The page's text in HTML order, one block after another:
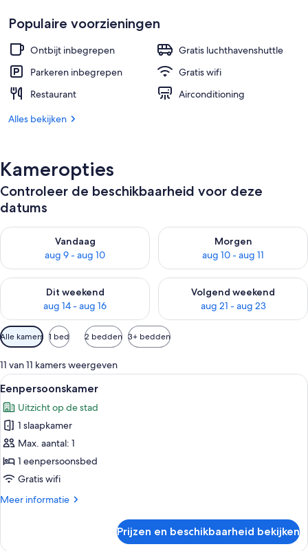
Trap
Populaire voorzieningen
Ontbijt inbegrepen
Gratis luchthavenshuttle
Parkeren inbegrepen
Gratis wifi
Restaurant
Airconditioning
Alles bekijken
Kameropties
Controleer de beschikbaarheid voor deze
datums
Vandaag
aug 9 - aug 10
De beschikbaarheid controleren voor vanavond aug 9 - aug
Morgen
aug 10 - aug 11
De beschikbaarheid
Dit weekend
aug 14 - aug 16
De beschikbaarheid controleren voor dit weekend aug 14 -
Volgend weekend
aug 21 - aug 23
De beschikbaarheid
Beschikbare
filters
voor
kamers
Alle kamers 1 bed 2 bedden 3+ bedden
11 van 11 kamers weergeven
Alle
foto's
voor
Eenpersoonskamer
laden
Een moderne hotelkamer met een
15
Eenpersoonskamer
Uitzicht op de stad
1 slaapkamer
Max. aantal: 1
1 eenpersoonsbed
Gratis wifi
Meer informatie
Meer
Prijzen en beschikbaarheid bekijken